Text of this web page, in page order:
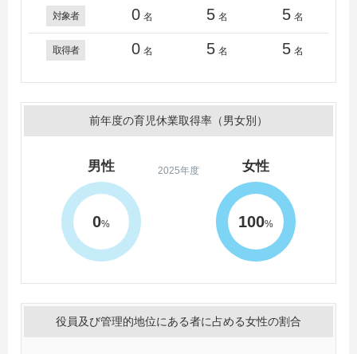
対象者 0 名 5 名 5 名
取得者 0 名 5 名 5 名
前年度の育児休業取得率（男女別）
2025年度
男性
0%
女性
100%
役員及び管理的地位にある者に占める女性の割合